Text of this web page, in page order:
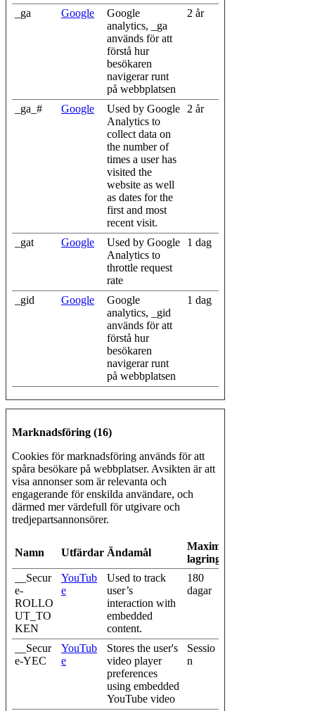
_ga Google
Google
analytics, _ga
används för att
förstå hur
besökaren
navigerar runt
på webbplatsen
2 år
_ga_# Google
Used by Google
Analytics to
collect data on
the number of
times a user has
visited the
website as well
as dates for the
first and most
recent visit.
2 år
_gat Google
Used by Google
Analytics to
throttle request
rate
1 dag
_gid Google
Google
analytics, _gid
används för att
förstå hur
besökaren
navigerar runt
på webbplatsen
1 dag
Marknadsföring (16)
Cookies för marknadsföring används för att
spåra besökare på webbplatser. Avsikten är att
visa annonser som är relevanta och
engagerande för enskilda användare, och
därmed mer värdefull för utgivare och
tredjepartsannonsörer.
Namn UtfärdareÄndamål
Maximal
lagringstid
__Secur
e-
ROLLO
UT_TO
KEN
YouTub
e
Used to track
user’s
interaction with
embedded
content.
180
dagar
__Secur
e-YEC
YouTub
e
Stores the user's
video player
preferences
using embedded
YouTube video
Sessio
n